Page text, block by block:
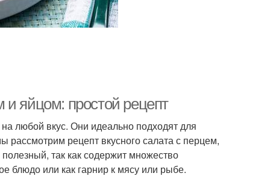
яйцом: простой рецепт
любой вкус. Они идеально подходят для
рассмотрим рецепт вкусного салата с перцем,
так как содержит множество
блюдо или как гарнир к мясу или рыбе.